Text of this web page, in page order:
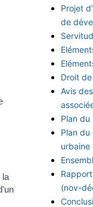
la
Projet
de
Droit
Avis
Plan du
Plan du
urbaine
(nov-